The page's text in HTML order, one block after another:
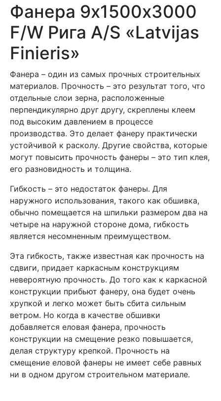
Фанера 9х1500х3000
F/W Рига A/S «Latvijas
Finieris»
Фанера – один из самых прочных строительных
материалов. Прочность – это результат того, что
отдельные слои зерна, расположенные
перпендикулярно друг другу, скреплены клеем
под высоким давлением в процессе
производства. Это делает фанеру практически
устойчивой к расколу. Другие свойства, которые
могут повысить прочность фанеры – это тип клея,
его разновидность и толщина.
Гибкость – это недостаток фанеры. Для
наружного использования, такого как обшивка,
обычно помещается на шпильки размером два на
четыре на наружной стороне дома, гибкость
является несомненным преимуществом.
Эта гибкость, также известная как прочность на
сдвиги, придает каркасным конструкциям
невероятную прочность. До того как к каркасной
конструкции прибьют фанеру, она будет очень
хрупкой и легко может быть сбита сильным
ветром. Но когда в качестве обшивки
добавляется еловая фанера, прочность
конструкции на смещение резко повышается,
делая структуру крепкой. Прочность на
смещение еловой фанеры не имеет себе равных
ни в одном другом строительном материале.